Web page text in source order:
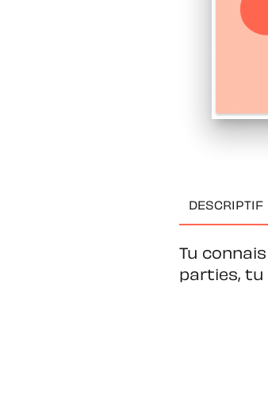
DESCRIPTIF
Tu
parties, tu